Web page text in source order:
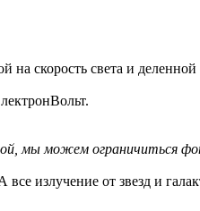
скорость света и
мы можем ограничиться
излучение от звезд и